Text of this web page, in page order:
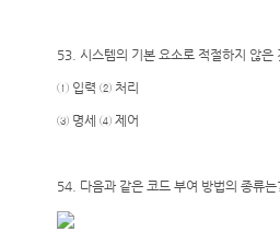
53. 시스템의 기본 요소로 적절하지 않은
① 입력 ② 처리
③ 명세 ④ 제어
54. 다음과 같은 코드 부여 방법의 종류는